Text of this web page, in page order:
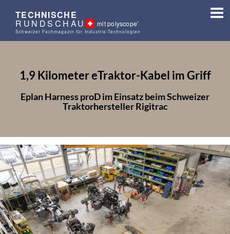
TECHNISCHE
RUNDSCHAU mit polyscope'
Schweizer Fachmagazin für Industrie-Technologien
1,9 Kilometer eTraktor-Kabel im Griff
Eplan Harness proD im Einsatz beim Schweizer
Traktorhersteller Rigitrac